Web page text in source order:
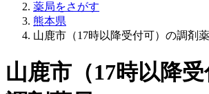
薬局をさがす
熊本県
山鹿市（17時以降受付可）の調剤
山鹿市 （17時以降